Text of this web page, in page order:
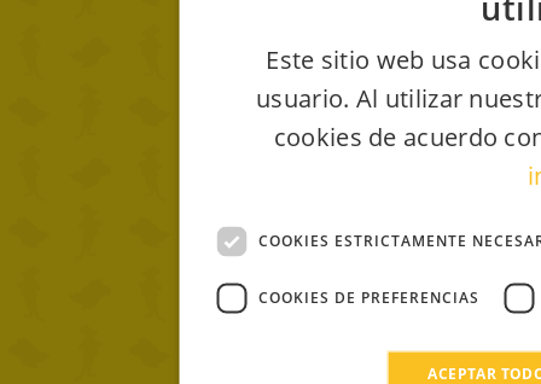
Este sitio web usa
usuario. Al utilizar
cookies de acuerdo
COOKIES ESTRICTAMENTE
COOKIES DE PREFERENCIAS
ACEPTAR